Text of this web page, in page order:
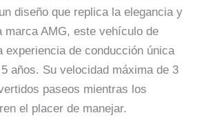
diseño que replica la elegancia y
marca AMG, este vehículo de
experiencia de conducción única
años. Su velocidad máxima de 3
paseos mientras los
el placer de manejar.